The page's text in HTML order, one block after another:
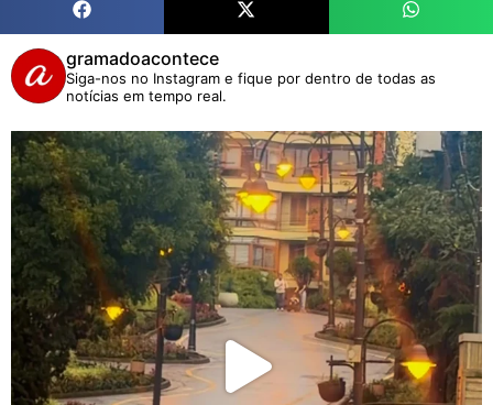
gramadoacontece
Siga-nos no Instagram e fique por dentro de todas as
notícias em tempo real.